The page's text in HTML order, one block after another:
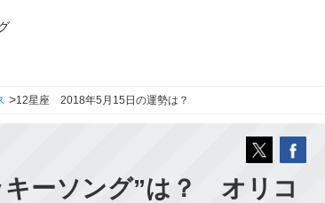
>12星座 2018年5月15日の運勢は？
キーソング”は？ オリコ